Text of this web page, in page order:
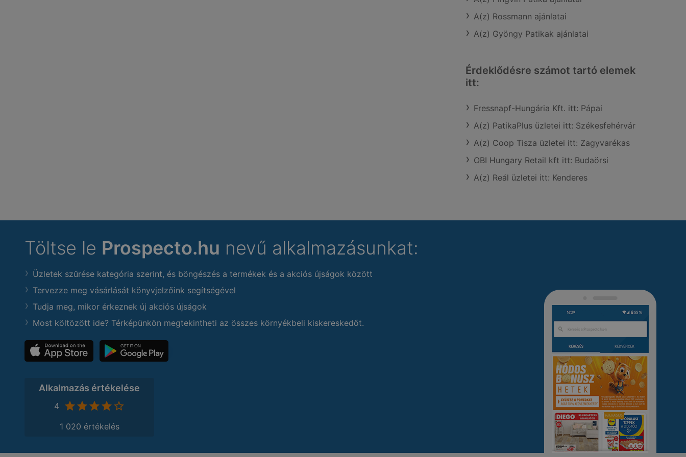
A(z) Rossmann ajánlatai
A(z) Gyöngy Patikak ajánlatai
Érdeklődésre számot tartó elemek
itt:
Fressnapf-Hungária Kft. itt: Pápai
A(z) PatikaPlus üzletei itt: Székesfehérvár
A(z) Coop Tisza üzletei itt: Zagyvarékas
OBI Hungary Retail kft itt: Budaörsi
A(z) Reál üzletei itt: Kenderes
Töltse le Prospecto.hu nevű alkalmazásunkat:
Üzletek szűrése kategória szerint, és böngészés a termékek és a akciós újságok között
Tervezze meg vásárlását könyvjelzőink segítségével
Tudja meg, mikor érkeznek új akciós újságok
Most költözött ide? Térképünkön megtekintheti az összes környékbeli kiskereskedőt.
Alkalmazás értékelése
4
1 020 értékelés